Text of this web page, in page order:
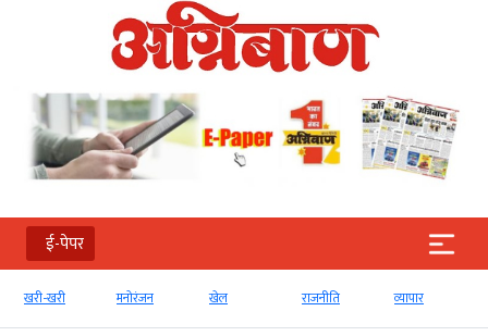
ई-पेपर
खरी-खरी मनोरंजन खेल राजनीति व्‍यापार